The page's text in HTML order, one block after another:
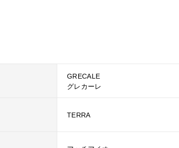
GRECALE
グレカーレ
TERRA